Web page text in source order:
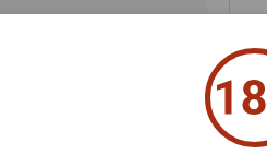
из 2000 знаков